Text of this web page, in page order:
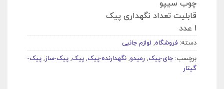
چوب سیپو
قابلیت تعداد نگهداری پیک
دسته: فروشگاه,لوازم جانبی
برچسب: جای-پیک,رمیدو,نگهدارنده-پیک,پیک,پیک-ساز,پیک-
گیتار